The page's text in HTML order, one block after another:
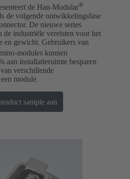
de Han-Modular®
de volgende ontwikkelingsfase
De nieuwe series
de industriële vereisten voor het
en gewicht. Gebruikers van
modules kunnen
aan installatieruimte besparen
verschillende
module.
sample aan